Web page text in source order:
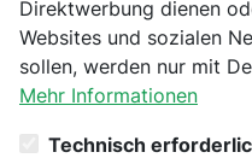
Direktwerbung dienen
Websites und sozialen
sollen, werden nur mit
Mehr Informationen
Technisch